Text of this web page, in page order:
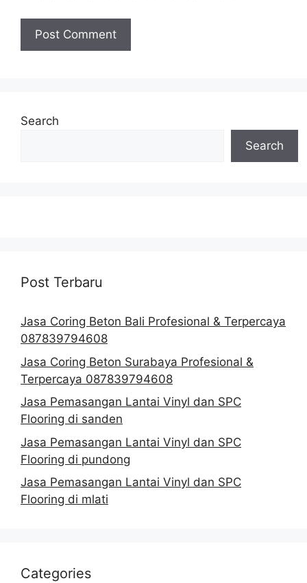
Search
Search
Post Terbaru
Jasa Coring Beton Bali Profesional & Terpercaya
087839794608
Jasa Coring Beton Surabaya Profesional &
Terpercaya 087839794608
Jasa Pemasangan Lantai Vinyl dan SPC
Flooring di sanden
Jasa Pemasangan Lantai Vinyl dan SPC
Flooring di pundong
Jasa Pemasangan Lantai Vinyl dan SPC
Flooring di mlati
Categories